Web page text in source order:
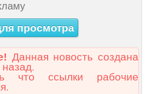
просмотра
Данная новость создана
что ссылки рабочие